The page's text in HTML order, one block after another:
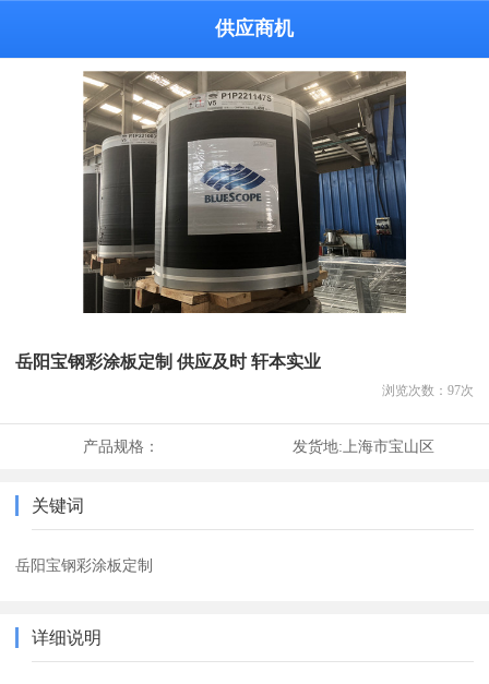
供应商机
岳阳宝钢彩涂板定制 供应及时 轩本实业
浏览次数： 97次
产品规格： 发货地:上海市宝山区
关键词
岳阳宝钢彩涂板定制
详细说明